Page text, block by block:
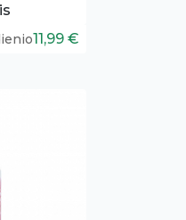
11,99 €